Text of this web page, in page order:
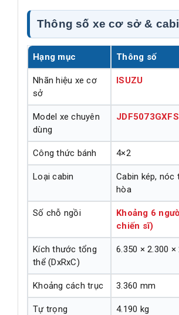
Thông số xe cơ sở &
Hạng mục Thông số
Nhãn hiệu xe cơ
sở
ISUZU
Model xe chuyên
dùng
Công thức bánh 4×2
Loại cabin
Cabin kép, nóc
hòa
Số chỗ ngồi
Khoảng 6
chiến sĩ)
Kích thước tổng
thể (DxRxC)
6.350 × 2.300 ×
Khoảng cách trục 3.360 mm
Tự trọng 4.190 kg